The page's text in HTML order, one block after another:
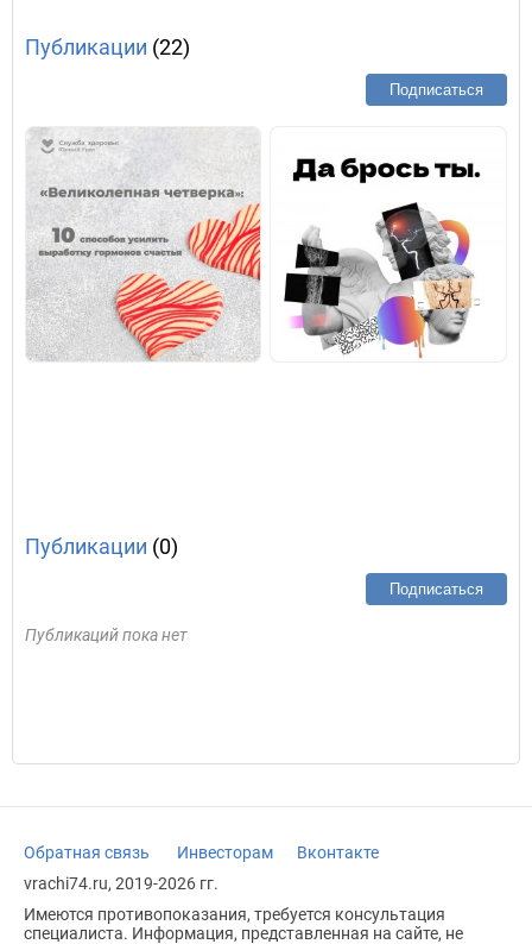
Публикации (22)
Подписаться
Публикации (0)
Подписаться
Публикаций пока нет
Обратная связь Инвесторам
Вконтакте
vrachi74.ru, 2019-2026 гг.
Имеются противопоказания, требуется консультация
специалиста. Информация, представленная на сайте, не